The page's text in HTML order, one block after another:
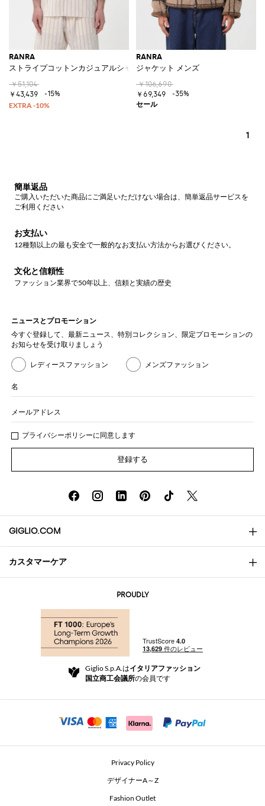
RANRA
ストライプコットンカジュアルシャツ
￥51,104
￥43,439
-15%
RANRA
ジャケット メンズ
￥106,690
￥69,349
-35%
1
簡単返品
ご購入いただいた商品にご満足いただけない場合は、簡単返品サービスを
ご利用ください
お支払い
12種類以上の最も安全で一般的なお支払い方法からお選びください。
文化と信頼性
ファッション業界で50年以上、信頼と実績の歴史
ニュースとプロモーション
今すぐ登録して、最新ニュース、特別コレクション、限定プロモーションの
お知らせを受け取りましょう
レディースファッション メンズファッション
名
メールアドレス
プライバシーポリシーに同意します
登録する
GIGLIO.COM
会社概要
Community Store
Beauty Seekers VIP Club
カスタマーケア
返品と返金
For a safe shopping experience
Security Communication
PROUDLY
Giglio S.p.A.はイタリアファッション
国立商工会議所の会員です
Privacy Policy
デザイナーA～Z
Fashion Outlet